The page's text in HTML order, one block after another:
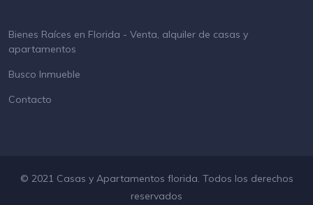
Bienes Raíces en Florida - Venta, alquiler de casas y
apartamentos
Busco Inmueble
Contacto
© 2021 Casas y Apartamentos florida. Todos los derechos
reservados